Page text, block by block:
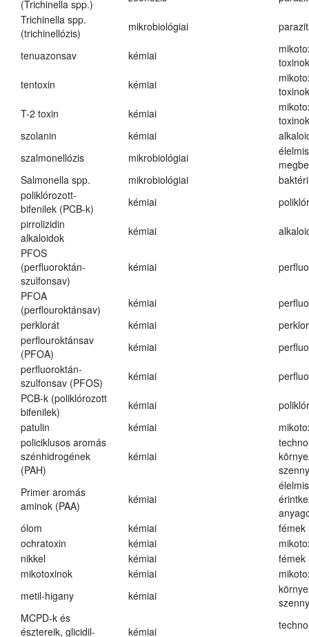
(Trichinella spp.)
Trichinella spp.
(trichinellózis)
mikrobiológiai
tenuazonsav kémiai
toxinok
tentoxin
kémiai
toxinok
T-2 toxin
kémiai
toxinok
szolanin
kémiai
szalmonellózis
mikrobiológiai
Salmonella spp.
mikrobiológiai
poliklórozott-
bifenilek (PCB-k)
kémiai
pirrolizidin
alkaloidok
kémiai
PFOS
(perfluoroktán-
szulfonsav)
kémiai
PFOA
(perflouroktánsav)
kémiai
perklorát
kémiai
perflouroktánsav
(PFOA)
kémiai
perfluoroktán-
szulfonsav (PFOS)
kémiai
PCB-k (poliklórozott
bifenilek)
kémiai
patulin
kémiai
policiklusos aromás
szénhidrogének
(PAH)
kémiai
Primer aromás
aminok (PAA)
kémiai
ólom
kémiai
fémek
ochratoxin
kémiai
nikkel
kémiai
fémek
mikotoxinok
kémiai
metil-higany
kémiai
MCPD-k és
észtereik, glicidil-
kémiai